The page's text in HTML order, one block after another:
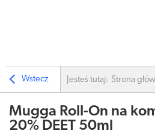
Wstecz Jesteś tutaj: Strona
Mugga Roll-On na
20% DEET 50ml